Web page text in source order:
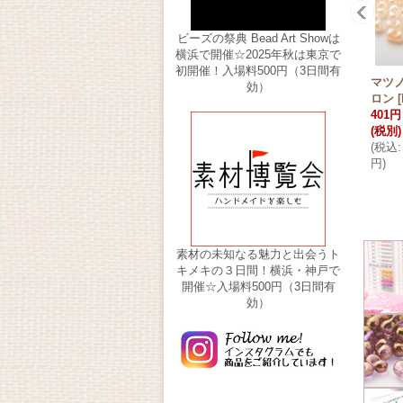
ビーズの祭典 Bead Art Showは
横浜で開催☆2025年秋は東京で
初開催！入場料500円（3日間有
効）
素材の未知なる魅力と出会うト
キメキの３日間！横浜・神戸で
開催☆入場料500円（3日間有
効）
マツ
ロン [
401円
(税別)
(税込:
円)